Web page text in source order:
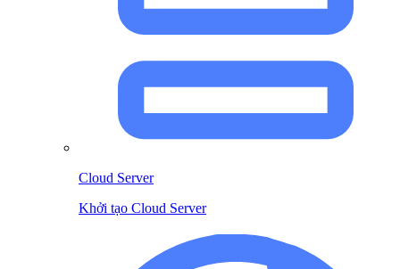
Cloud Server
Khởi tạo Cloud Server